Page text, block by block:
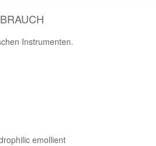
Instrumenten.
emollient